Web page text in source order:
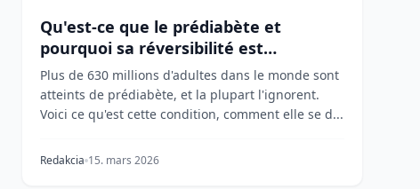
Qu'est-ce que le prédiabète et
pourquoi sa réversibilité est
importante
Plus de 630 millions d'adultes dans le monde sont
atteints de prédiabète, et la plupart l'ignorent.
Voici ce qu'est cette condition, comment elle se d...
Redakcia 15. mars 2026